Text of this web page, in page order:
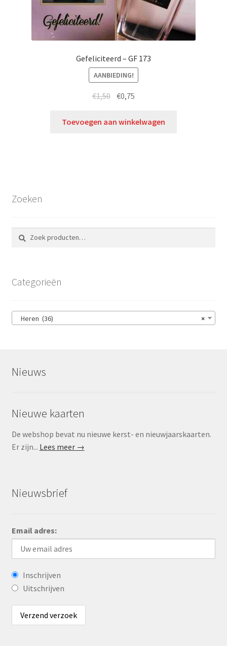
Gefeliciteerd – GF 173
AANBIEDING!
€1,50 €0,75
Toevoegen aan winkelwagen
Zoeken
naar:
Categorieën
×
Heren (36)
Nieuws
Nieuwe kaarten
De webshop bevat nu nieuwe kerst- en nieuwjaarskaarten.
Er zijn... Lees meer →
Nieuwsbrief
Email adres:
Inschrijven
Uitschrijven